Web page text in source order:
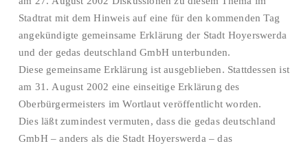
Stadtrat mit dem Hinweis auf eine für den kommenden Tag
angekündigte gemeinsame Erklärung der Stadt Hoyerswerda
und der gedas deutschland GmbH unterbunden.
Diese gemeinsame Erklärung ist ausgeblieben. Stattdessen ist
am 31. August 2002 eine einseitige Erklärung des
Oberbürgermeisters im Wortlaut veröffentlicht worden.
Dies läßt zumindest vermuten, dass die gedas deutschland
GmbH – anders als die Stadt Hoyerswerda – das